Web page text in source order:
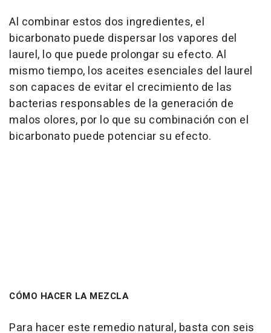
Al combinar estos dos ingredientes, el
bicarbonato puede dispersar los vapores del
laurel, lo que puede prolongar su efecto. Al
mismo tiempo, los aceites esenciales del laurel
son capaces de evitar el crecimiento de las
bacterias responsables de la generación de
malos olores, por lo que su combinación con el
bicarbonato puede potenciar su efecto.
CÓMO HACER LA MEZCLA
Para hacer este remedio natural, basta con seis